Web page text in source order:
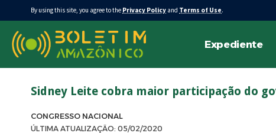
By using this site, you agree to the Privacy Policy and Terms of Use.
Expediente
Sidney Leite cobra maior participação do
ÚLTIMA ATUALIZAÇÃO: 05/02/2020
CONGRESSO NACIONAL